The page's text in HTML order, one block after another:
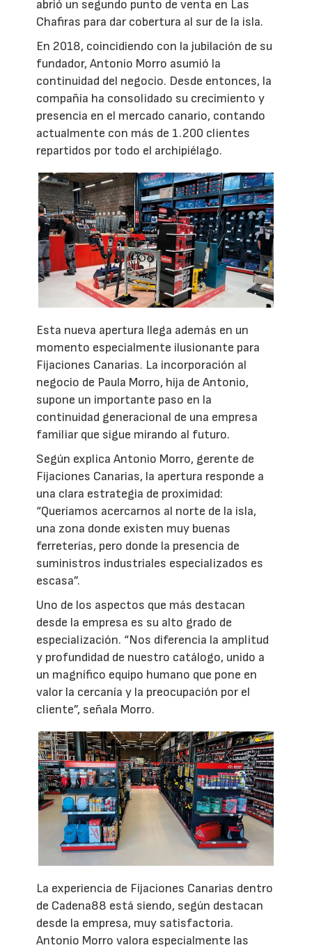
abrió un segundo punto de venta en Las
Chafiras para dar cobertura al sur de la isla.
En 2018, coincidiendo con la jubilación de su
fundador, Antonio Morro asumió la
continuidad del negocio. Desde entonces, la
compañía ha consolidado su crecimiento y
presencia en el mercado canario, contando
actualmente con más de 1.200 clientes
repartidos por todo el archipiélago.
Esta nueva apertura llega además en un
momento especialmente ilusionante para
Fijaciones Canarias. La incorporación al
negocio de Paula Morro, hija de Antonio,
supone un importante paso en la
continuidad generacional de una empresa
familiar que sigue mirando al futuro.
Según explica Antonio Morro, gerente de
Fijaciones Canarias, la apertura responde a
una clara estrategia de proximidad:
“Queríamos acercarnos al norte de la isla,
una zona donde existen muy buenas
ferreterías, pero donde la presencia de
suministros industriales especializados es
escasa”.
Uno de los aspectos que más destacan
desde la empresa es su alto grado de
especialización. “Nos diferencia la amplitud
y profundidad de nuestro catálogo, unido a
un magnífico equipo humano que pone en
valor la cercanía y la preocupación por el
cliente”, señala Morro.
La experiencia de Fijaciones Canarias dentro
de Cadena88 está siendo, según destacan
desde la empresa, muy satisfactoria.
Antonio Morro valora especialmente las